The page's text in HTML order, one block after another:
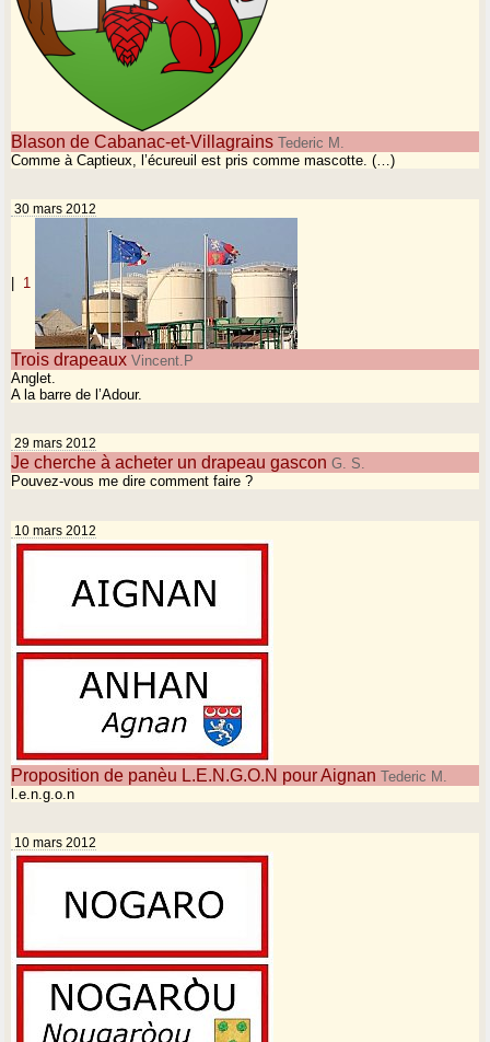
Blason de Cabanac-et-Villagrains Tederic M.
Comme à Captieux, l’écureuil est pris comme mascotte. (…)
30 mars 2012
| 1
Trois drapeaux Vincent.P
Anglet.
A la barre de l’Adour.
29 mars 2012
Je cherche à acheter un drapeau gascon G. S.
Pouvez-vous me dire comment faire ?
10 mars 2012
Proposition de panèu L.E.N.G.O.N pour Aignan Tederic M.
l.e.n.g.o.n
10 mars 2012